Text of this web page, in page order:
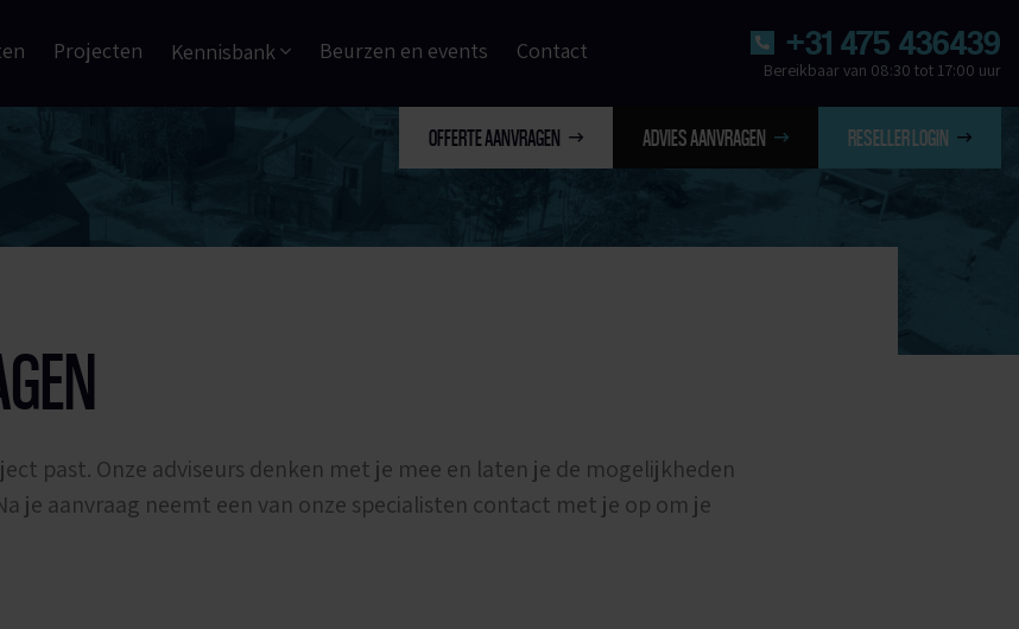
Projecten Kennisbank Beurzen en events Contact +31 475 436439
Bereikbaar van 08:30 tot 17:00 uur
OFFERTE AANVRAGEN ADVIES AANVRAGEN RESELLER LOGIN
past. Onze adviseurs denken met je mee en laten je de mogelijkheden
je aanvraag neemt een van onze specialisten contact met je op om je